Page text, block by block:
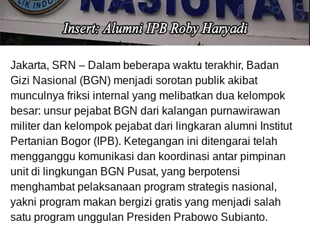
Jakarta, SRN – Dalam beberapa waktu terakhir, Badan
Gizi Nasional (BGN) menjadi sorotan publik akibat
munculnya friksi internal yang melibatkan dua kelompok
besar: unsur pejabat BGN dari kalangan purnawirawan
militer dan kelompok pejabat dari lingkaran alumni Institut
Pertanian Bogor (IPB). Ketegangan ini ditengarai telah
mengganggu komunikasi dan koordinasi antar pimpinan
unit di lingkungan BGN Pusat, yang berpotensi
menghambat pelaksanaan program strategis nasional,
yakni program makan bergizi gratis yang menjadi salah
satu program unggulan Presiden Prabowo Subianto.